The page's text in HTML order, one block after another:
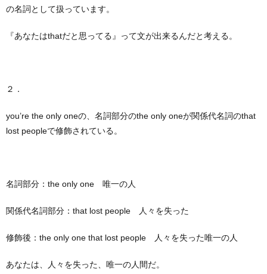
の名詞として扱っています。
『あなたはthatだと思ってる』って文が出来るんだと考える。
２．
you’re the only oneの、名詞部分のthe only oneが関係代名詞のthat
lost peopleで修飾されている。
名詞部分：the only one 唯一の人
関係代名詞部分：that lost people 人々を失った
修飾後：the only one that lost people 人々を失った唯一の人
あなたは、人々を失った、唯一の人間だ。